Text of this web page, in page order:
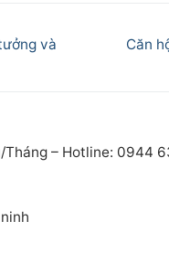
và
Next
Căn
Tháng – Hotline: 0944